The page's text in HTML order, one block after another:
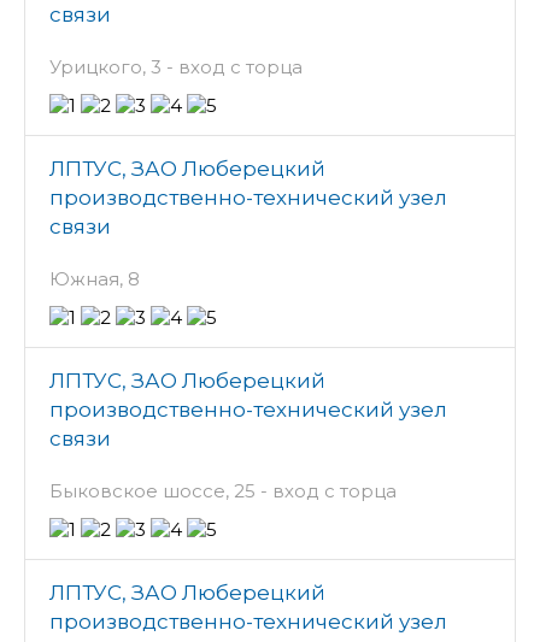
связи
Урицкого, 3 - вход с торца
ЛПТУС, ЗАО Люберецкий
производственно-технический узел
связи
Южная, 8
ЛПТУС, ЗАО Люберецкий
производственно-технический узел
связи
Быковское шоссе, 25 - вход с торца
ЛПТУС, ЗАО Люберецкий
производственно-технический узел